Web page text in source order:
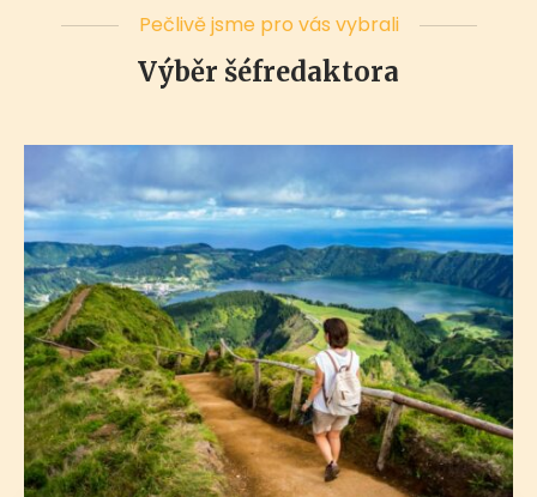
Pečlivě jsme pro vás vybrali
Výběr šéfredaktora